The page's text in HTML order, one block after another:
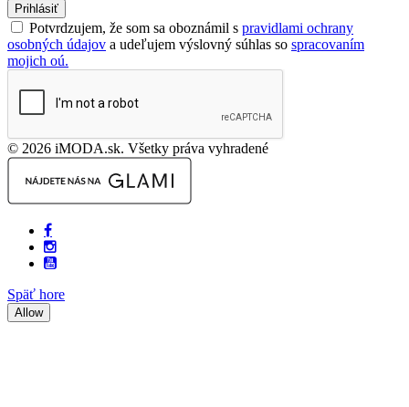
Prihlásiť
Potvrdzujem, že som sa oboznámil s pravidlami ochrany
osobných údajov a udeľujem výslovný súhlas so spracovaním
mojich oú.
© 2026 iMODA.sk. Všetky práva vyhradené
Späť hore
Allow